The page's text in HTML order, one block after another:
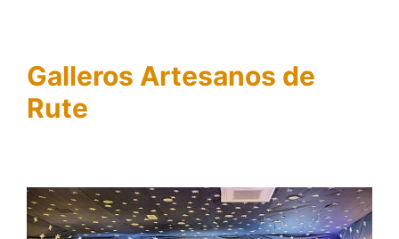
Galleros Artesanos de
Rute